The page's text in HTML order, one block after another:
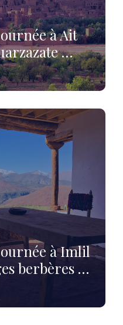
à Ait
…
à Imlil
berbères …